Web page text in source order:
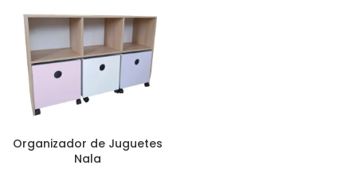
Organizador de Juguetes
Nala